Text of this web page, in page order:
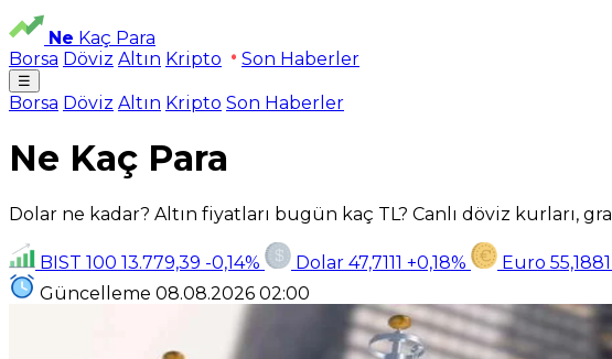
Ne Kaç Para
Borsa Döviz Altın Kripto Son Haberler
☰
Borsa Döviz Altın Kripto Son Haberler
Ne Kaç Para
Dolar ne kadar? Altın fiyatları bugün kaç TL? Canlı döviz kurları,
BIST 100 13.779,39 -0,14% Dolar 47,7111 +0,18% Euro 55,1881
Güncelleme 08.08.2026 02:00